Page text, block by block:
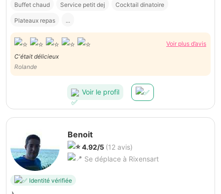
Buffet chaud Service petit dej Cocktail dinatoire
Plateaux repas ...
Voir plus d’avis
C'était délicieux
Rolande
Voir le profil
Benoit
4.92/5 (12 avis)
Se déplace à Rixensart
Identité vérifiée